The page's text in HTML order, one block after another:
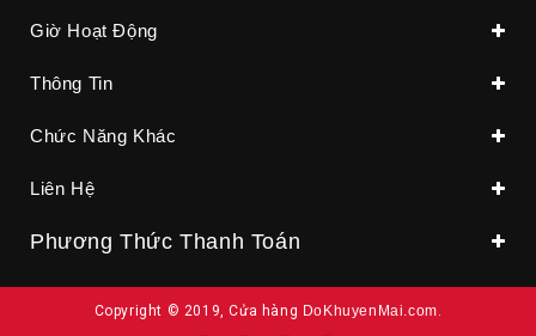
Giờ Hoạt Động
Thông Tin
Chức Năng Khác
Liên Hệ
Phương Thức Thanh Toán
Copyright © 2019, Cửa hàng DoKhuyenMai.com